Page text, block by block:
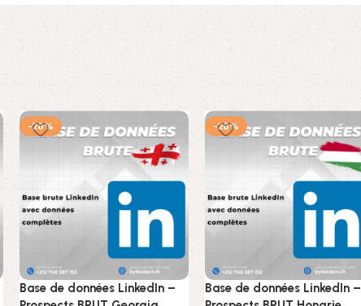
-28%
Base de données LinkedIn –
-28%
Base de données LinkedIn –